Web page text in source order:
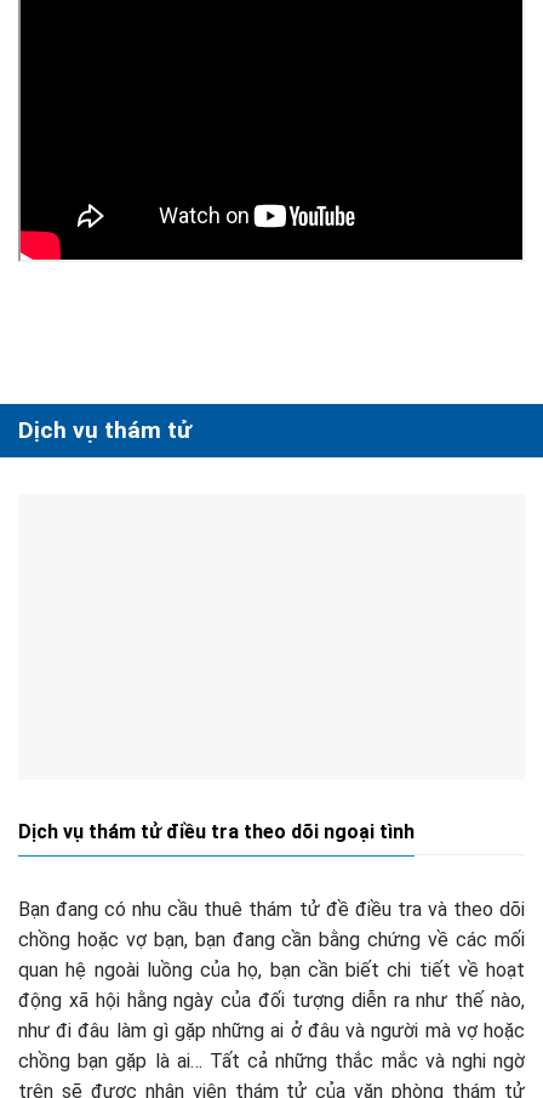
Dịch vụ thám tử
Dịch vụ thám tử điều tra theo dõi ngoại tình
Bạn đang có nhu cầu thuê thám tử đề điều tra và theo dõi
chồng hoặc vợ bạn, bạn đang cần bằng chứng về các mối
quan hệ ngoài luồng của họ, bạn cần biết chi tiết về hoạt
động xã hội hằng ngày của đối tượng diễn ra như thế nào,
như đi đâu làm gì gặp những ai ở đâu và người mà vợ hoặc
chồng bạn gặp là ai… Tất cả những thắc mắc và nghi ngờ
trên sẽ được nhân viên thám tử của văn phòng thám tử